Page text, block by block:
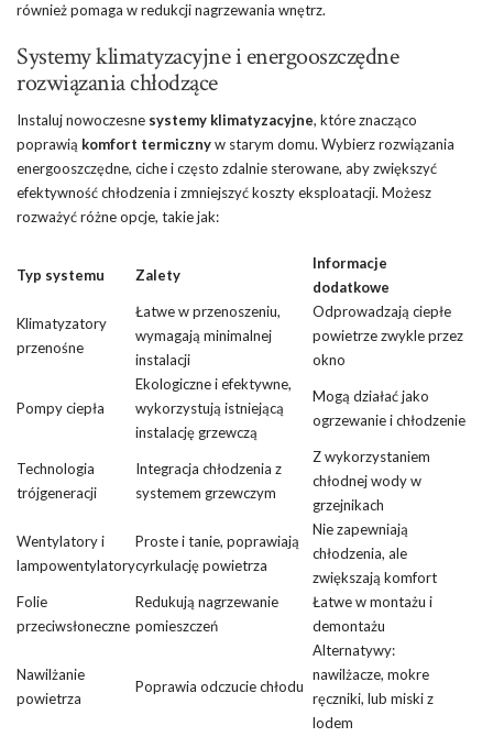
również pomaga w redukcji nagrzewania wnętrz.
Systemy klimatyzacyjne i energooszczędne
rozwiązania chłodzące
Instaluj nowoczesne systemy klimatyzacyjne, które znacząco
poprawią komfort termicznyw starym domu. Wybierz rozwiązania
energooszczędne, ciche i często zdalnie sterowane, aby zwiększyć
efektywność chłodzenia i zmniejszyć koszty eksploatacji. Możesz
rozważyć różne opcje, takie jak:
Typ systemu Zalety
Informacje
dodatkowe
Klimatyzatory
przenośne
Łatwe w przenoszeniu,
wymagają minimalnej
instalacji
Odprowadzają ciepłe
powietrze zwykle przez
okno
Pompy ciepła
Ekologiczne i efektywne,
wykorzystują istniejącą
instalację grzewczą
Mogą działać jako
ogrzewanie i chłodzenie
Technologia
trójgeneracji
Integracja chłodzenia z
systemem grzewczym
Z wykorzystaniem
chłodnej wody w
grzejnikach
Wentylatory i
lampowentylatory
Proste i tanie, poprawiają
cyrkulację powietrza
Nie zapewniają
chłodzenia, ale
zwiększają komfort
Folie
przeciwsłoneczne
Redukują nagrzewanie
pomieszczeń
Łatwe w montażu i
demontażu
Nawilżanie
powietrza
Poprawia odczucie chłodu
Alternatywy:
nawilżacze, mokre
ręczniki, lub miski z
lodem